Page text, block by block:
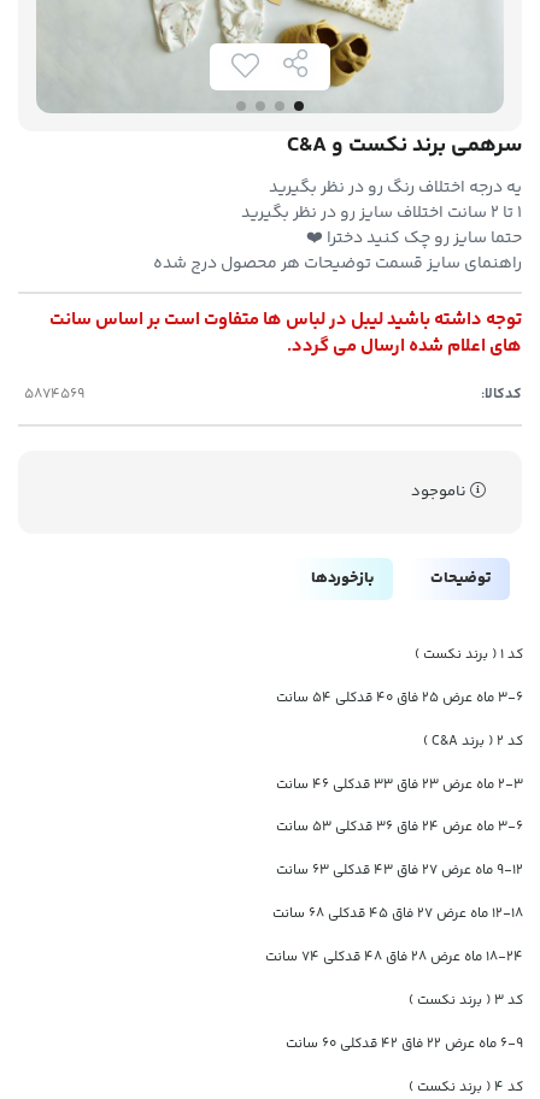
سرهمی برند نکست و C&A
یه درجه اختلاف رنگ رو در نظر بگیرید
۱ تا ۲ سانت اختلاف سایز رو در نظر بگیرید
حتما سایز رو چک کنید دخترا ❤️
راهنمای سایز قسمت توضیحات هر محصول درج شده
توجه داشته باشید لیبل در لباس ها متفاوت است بر اساس سانت
های اعلام شده ارسال می گردد.
کدکالا:
ناموجود
توضیحات بازخوردها
کد ۱ ( برند نکست )
۳-۶ ماه عرض ۲۵ فاق ۴۰ قدکلی ۵۴ سانت
کد ۲ ( برند C&A )
۲-۳ ماه عرض ۲۳ فاق ۳۳ قدکلی ۴۶ سانت
۳-۶ ماه عرض ۲۴ فاق ۳۶ قدکلی ۵۳ سانت
۹-۱۲ ماه عرض ۲۷ فاق ۴۳ قدکلی ۶۳ سانت
۱۲-۱۸ ماه عرض ۲۷ فاق ۴۵ قدکلی ۶۸ سانت
۱۸-۲۴ ماه عرض ۲۸ فاق ۴۸ قدکلی ۷۴ سانت
کد ۳ ( برند نکست )
۶-۹ ماه عرض 22 فاق 42 قدکلی 60 سانت
کد ۴ ( برند نکست )